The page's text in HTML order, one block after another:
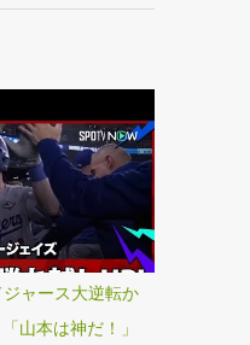
ャース大逆転か
山本は神だ！」